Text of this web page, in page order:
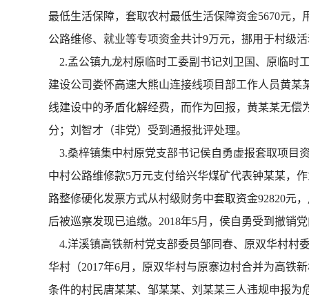
最低生活保障，套取农村最低生活保障资金5670元
公路维修、就业等专项资金共计9万元，挪用于村级
2.孟公镇九龙村原临时工委副书记刘卫国、原临时
建设公司娄怀高速大熊山连接线项目部工作人员黄
线建设中的矛盾化解经费，而作为回报，黄某某无偿
分；刘智才（非党）受到通报批评处理。
3.桑梓镇集中村原党支部书记侯自勇虚报套取项目
中村公路维修款5万元支付给兴华煤矿代表钟某某，
路整修硬化发票方式从村级财务中套取资金92820元
后被巡察发现已追缴。2018年5月，侯自勇受到撤销
4.洋溪镇高铁新村党支部委员邹同春、原双华村村
华村（2017年6月，原双华村与原寨边村合并为高铁
条件的村民唐某某、邹某某、刘某某三人违规申报